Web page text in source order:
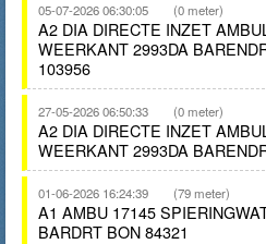
05-07-2026 06:30:05 (0 meter)
A2 DIA DIRECTE INZET
WEERKANT 2993DA
103956
27-05-2026 06:50:33 (0 meter)
A2 DIA DIRECTE INZET
WEERKANT 2993DA
01-06-2026 16:24:39 (79 meter)
A1 AMBU 17145
BARDRT BON 84321